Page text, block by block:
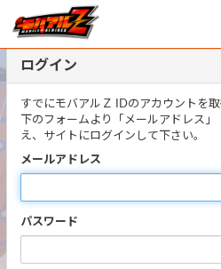
ログイン
すでにモバアルＺ IDのアカウントを
下のフォームより「メールアドレス
え、サイトにログインして下さい。
メールアドレス
パスワード